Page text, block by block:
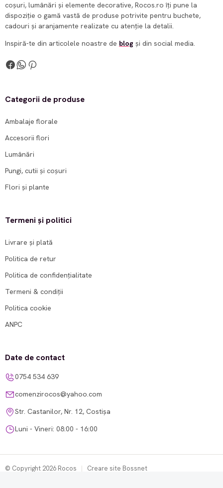
coșuri, lumânări și elemente decorative, Rocos.ro îți pune la
dispoziție o gamă vastă de produse potrivite pentru buchete,
cadouri și aranjamente realizate cu atenție la detalii.
Inspiră-te din articolele noastre de blog și din social media.
Categorii de produse
Ambalaje florale
Accesorii flori
Lumânări
Pungi, cutii și coșuri
Flori și plante
Termeni și politici
Livrare și plată
Politica de retur
Politica de confidențialitate
Termeni & condiții
Politica cookie
ANPC
Date de contact
0754 534 639
comenzirocos@yahoo.com
Str. Castanilor, Nr. 12, Costișa
Luni - Vineri: 08:00 - 16:00
© Copyright 2026 Rocos | Creare site Bossnet